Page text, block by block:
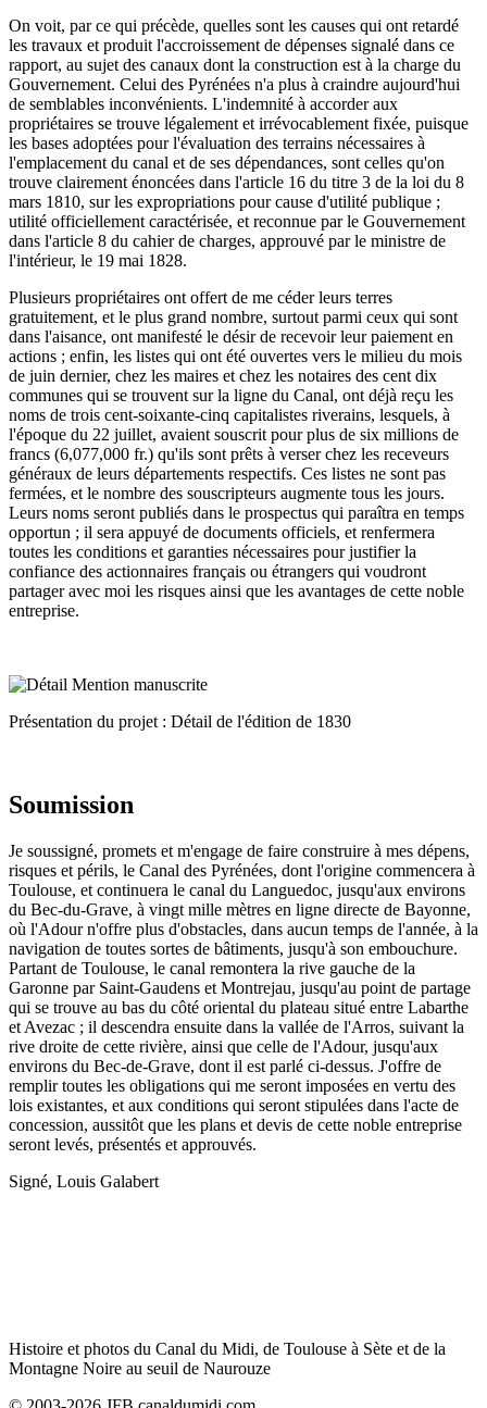
On voit, par ce qui précède, quelles sont les causes qui ont retardé
les travaux et produit l'accroissement de dépenses signalé dans ce
rapport, au sujet des canaux dont la construction est à la charge du
Gouvernement. Celui des Pyrénées n'a plus à craindre aujourd'hui
de semblables inconvénients. L'indemnité à accorder aux
propriétaires se trouve légalement et irrévocablement fixée, puisque
les bases adoptées pour l'évaluation des terrains nécessaires à
l'emplacement du canal et de ses dépendances, sont celles qu'on
trouve clairement énoncées dans l'article 16 du titre 3 de la loi du 8
mars 1810, sur les expropriations pour cause d'utilité publique ;
utilité officiellement caractérisée, et reconnue par le Gouvernement
dans l'article 8 du cahier de charges, approuvé par le ministre de
l'intérieur, le 19 mai 1828.
Plusieurs propriétaires ont offert de me céder leurs terres
gratuitement, et le plus grand nombre, surtout parmi ceux qui sont
dans l'aisance, ont manifesté le désir de recevoir leur paiement en
actions ; enfin, les listes qui ont été ouvertes vers le milieu du mois
de juin dernier, chez les maires et chez les notaires des cent dix
communes qui se trouvent sur la ligne du Canal, ont déjà reçu les
noms de trois cent-soixante-cinq capitalistes riverains, lesquels, à
l'époque du 22 juillet, avaient souscrit pour plus de six millions de
francs (6,077,000 fr.) qu'ils sont prêts à verser chez les receveurs
généraux de leurs départements respectifs. Ces listes ne sont pas
fermées, et le nombre des souscripteurs augmente tous les jours.
Leurs noms seront publiés dans le prospectus qui paraîtra en temps
opportun ; il sera appuyé de documents officiels, et renfermera
toutes les conditions et garanties nécessaires pour justifier la
confiance des actionnaires français ou étrangers qui voudront
partager avec moi les risques ainsi que les avantages de cette noble
entreprise.
Présentation du projet : Détail de l'édition de 1830
Soumission
Je soussigné, promets et m'engage de faire construire à mes dépens,
risques et périls, le Canal des Pyrénées, dont l'origine commencera à
Toulouse, et continuera le canal du Languedoc, jusqu'aux environs
du Bec-du-Grave, à vingt mille mètres en ligne directe de Bayonne,
où l'Adour n'offre plus d'obstacles, dans aucun temps de l'année, à la
navigation de toutes sortes de bâtiments, jusqu'à son embouchure.
Partant de Toulouse, le canal remontera la rive gauche de la
Garonne par Saint-Gaudens et Montrejau, jusqu'au point de partage
qui se trouve au bas du côté oriental du plateau situé entre Labarthe
et Avezac ; il descendra ensuite dans la vallée de l'Arros, suivant la
rive droite de cette rivière, ainsi que celle de l'Adour, jusqu'aux
environs du Bec-de-Grave, dont il est parlé ci-dessus. J'offre de
remplir toutes les obligations qui me seront imposées en vertu des
lois existantes, et aux conditions qui seront stipulées dans l'acte de
concession, aussitôt que les plans et devis de cette noble entreprise
seront levés, présentés et approuvés.
Signé, Louis Galabert
Histoire et photos du Canal du Midi, de Toulouse à Sète et de la
Montagne Noire au seuil de Naurouze